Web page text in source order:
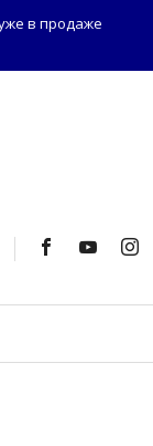
в продаже